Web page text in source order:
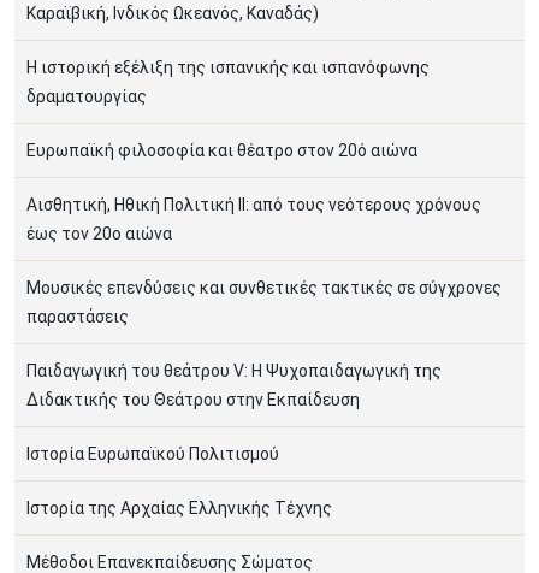
Καραϊβική, Ινδικός Ωκεανός, Καναδάς)
Η ιστορική εξέλιξη της ισπανικής και ισπανόφωνης
δραματουργίας
Ευρωπαϊκή φιλοσοφία και θέατρο στον 20ό αιώνα
Αισθητική, Ηθική Πολιτική ΙΙ: από τους νεότερους χρόνους
έως τον 20ο αιώνα
Μουσικές επενδύσεις και συνθετικές τακτικές σε σύγχρονες
παραστάσεις
Παιδαγωγική του θεάτρου V: Η Ψυχοπαιδαγωγική της
Διδακτικής του Θεάτρου στην Εκπαίδευση
Ιστορία Ευρωπαϊκού Πολιτισμού
Ιστορία της Αρχαίας Ελληνικής Τέχνης
Μέθοδοι Επανεκπαίδευσης Σώματος